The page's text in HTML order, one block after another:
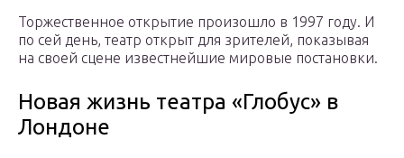
Торжественное открытие произошло в 1997 году. И
по сей день, театр открыт для зрителей, показывая
на своей сцене известнейшие мировые постановки.
Новая жизнь театра «Глобус» в
Лондоне